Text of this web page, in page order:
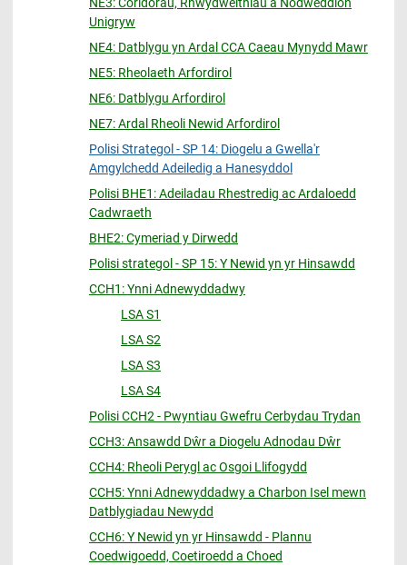
NE3: Coridorau, Rhwydweithiau a Nodweddion
Unigryw
NE4: Datblygu yn Ardal CCA Caeau Mynydd Mawr
NE5: Rheolaeth Arfordirol
NE6: Datblygu Arfordirol
NE7: Ardal Rheoli Newid Arfordirol
Polisi Strategol - SP 14: Diogelu a Gwella'r
Amgylchedd Adeiledig a Hanesyddol
Polisi BHE1: Adeiladau Rhestredig ac Ardaloedd
Cadwraeth
BHE2: Cymeriad y Dirwedd
Polisi strategol - SP 15: Y Newid yn yr Hinsawdd
CCH1: Ynni Adnewyddadwy
LSA S1
LSA S2
LSA S3
LSA S4
Polisi CCH2 - Pwyntiau Gwefru Cerbydau Trydan
CCH3: Ansawdd Dŵr a Diogelu Adnodau Dŵr
CCH4: Rheoli Perygl ac Osgoi Llifogydd
CCH5: Ynni Adnewyddadwy a Charbon Isel mewn
Datblygiadau Newydd
CCH6: Y Newid yn yr Hinsawdd - Plannu
Coedwigoedd, Coetiroedd a Choed